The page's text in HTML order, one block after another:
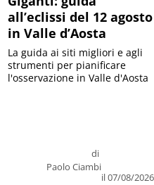
all’eclissi del 12 agosto
in Valle d’Aosta
di
Paolo Ciambi
il 07/08/2026
La guida ai siti migliori e agli
strumenti per pianificare
l'osservazione in Valle d'Aosta